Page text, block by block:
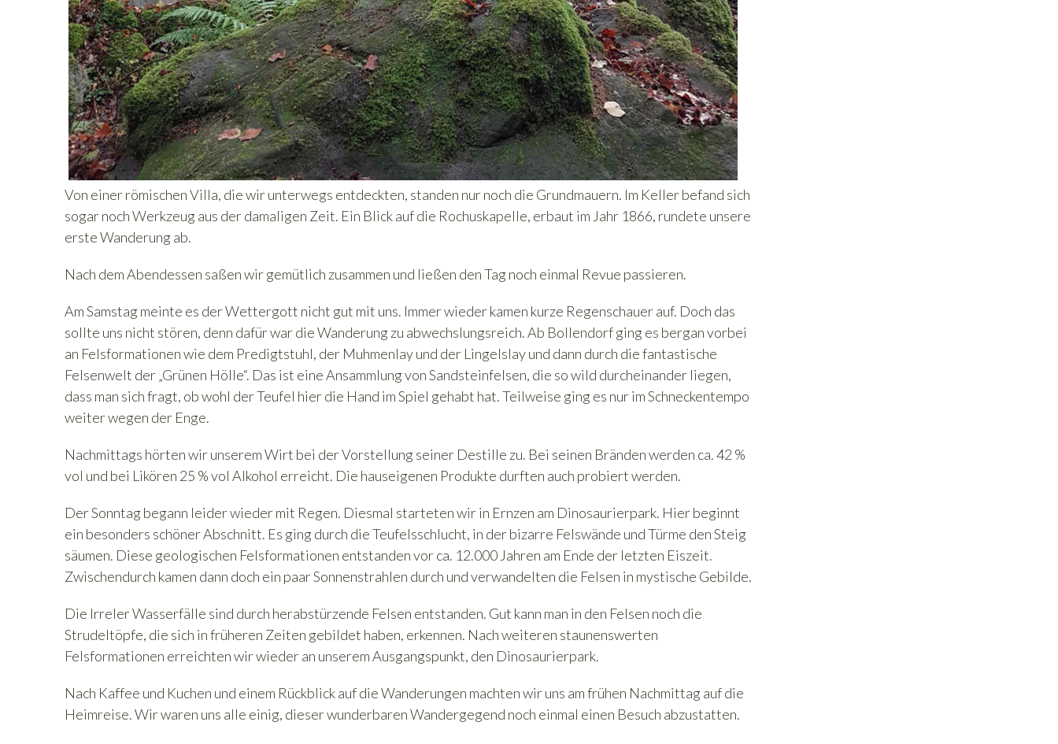
Von einer römischen Villa, die wir unterwegs entdeckten, standen nur noch die Grundmauern. Im Keller befand sich
sogar noch Werkzeug aus der damaligen Zeit. Ein Blick auf die Rochuskapelle, erbaut im Jahr 1866, rundete unsere
erste Wanderung ab.
Nach dem Abendessen saßen wir gemütlich zusammen und ließen den Tag noch einmal Revue passieren.
Am Samstag meinte es der Wettergott nicht gut mit uns. Immer wieder kamen kurze Regenschauer auf. Doch das
sollte uns nicht stören, denn dafür war die Wanderung zu abwechslungsreich. Ab Bollendorf ging es bergan vorbei
an Felsformationen wie dem Predigtstuhl, der Muhmenlay und der Lingelslay und dann durch die fantastische
Felsenwelt der „Grünen Hölle“. Das ist eine Ansammlung von Sandsteinfelsen, die so wild durcheinander liegen,
dass man sich fragt, ob wohl der Teufel hier die Hand im Spiel gehabt hat. Teilweise ging es nur im Schneckentempo
weiter wegen der Enge.
Nachmittags hörten wir unserem Wirt bei der Vorstellung seiner Destille zu. Bei seinen Bränden werden ca. 42 %
vol und bei Likören 25 % vol Alkohol erreicht. Die hauseigenen Produkte durften auch probiert werden.
Der Sonntag begann leider wieder mit Regen. Diesmal starteten wir in Ernzen am Dinosaurierpark. Hier beginnt
ein besonders schöner Abschnitt. Es ging durch die Teufelsschlucht, in der bizarre Felswände und Türme den Steig
säumen. Diese geologischen Felsformationen entstanden vor ca. 12.000 Jahren am Ende der letzten Eiszeit.
Zwischendurch kamen dann doch ein paar Sonnenstrahlen durch und verwandelten die Felsen in mystische Gebilde.
Die Irreler Wasserfälle sind durch herabstürzende Felsen entstanden. Gut kann man in den Felsen noch die
Strudeltöpfe, die sich in früheren Zeiten gebildet haben, erkennen. Nach weiteren staunenswerten
Felsformationen erreichten wir wieder an unserem Ausgangspunkt, den Dinosaurierpark.
Nach Kaffee und Kuchen und einem Rückblick auf die Wanderungen machten wir uns am frühen Nachmittag auf die
Heimreise. Wir waren uns alle einig, dieser wunderbaren Wandergegend noch einmal einen Besuch abzustatten.